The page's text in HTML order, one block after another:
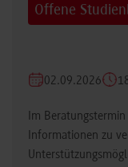
Offene
02.09.2026
Im
Informationen zu